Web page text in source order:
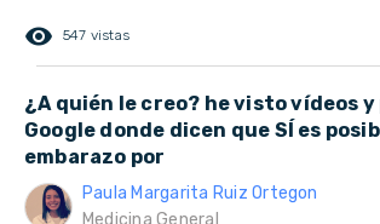
remove_red_eye 547 vistas
¿A quién le creo? he visto vídeos y
Google donde dicen que SÍ es
embarazo por
Paula Margarita Ruiz Ortegon